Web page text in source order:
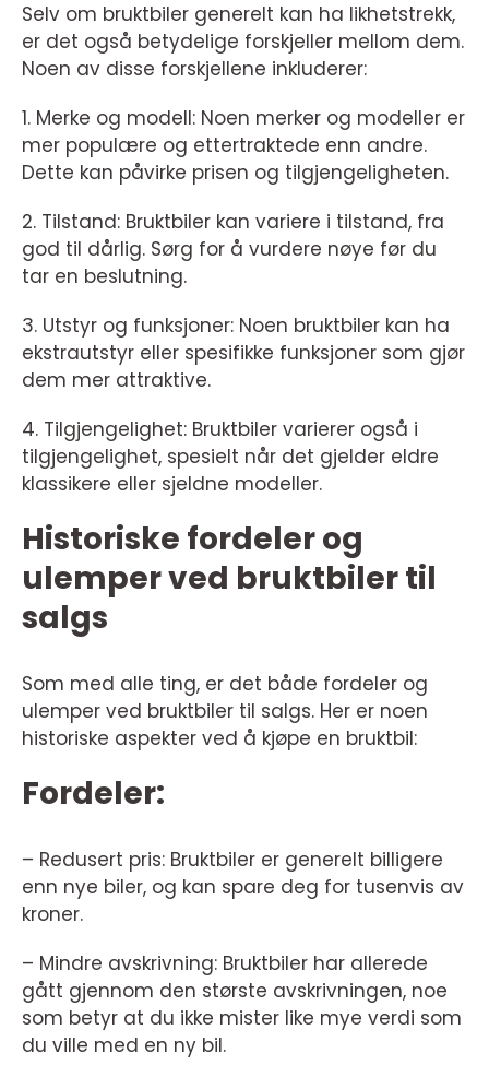
Selv om bruktbiler generelt kan ha likhetstrekk,
er det også betydelige forskjeller mellom dem.
Noen av disse forskjellene inkluderer:
1. Merke og modell: Noen merker og modeller er
mer populære og ettertraktede enn andre.
Dette kan påvirke prisen og tilgjengeligheten.
2. Tilstand: Bruktbiler kan variere i tilstand, fra
god til dårlig. Sørg for å vurdere nøye før du
tar en beslutning.
3. Utstyr og funksjoner: Noen bruktbiler kan ha
ekstrautstyr eller spesifikke funksjoner som gjør
dem mer attraktive.
4. Tilgjengelighet: Bruktbiler varierer også i
tilgjengelighet, spesielt når det gjelder eldre
klassikere eller sjeldne modeller.
Historiske fordeler og
ulemper ved bruktbiler til
salgs
Som med alle ting, er det både fordeler og
ulemper ved bruktbiler til salgs. Her er noen
historiske aspekter ved å kjøpe en bruktbil:
Fordeler:
– Redusert pris: Bruktbiler er generelt billigere
enn nye biler, og kan spare deg for tusenvis av
kroner.
– Mindre avskrivning: Bruktbiler har allerede
gått gjennom den største avskrivningen, noe
som betyr at du ikke mister like mye verdi som
du ville med en ny bil.